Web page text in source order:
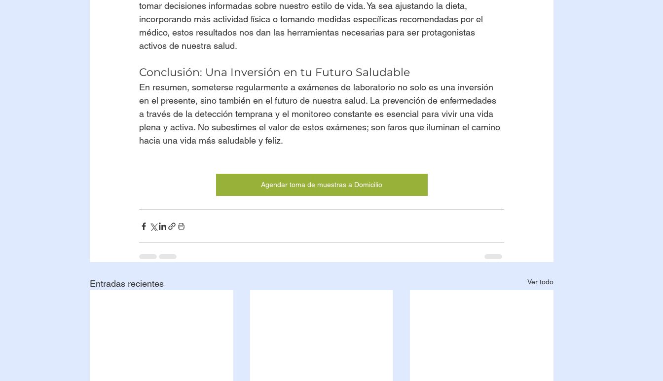
tomar decisiones informadas sobre nuestro estilo de vida. Ya sea ajustando la dieta,
incorporando más actividad física o tomando medidas específicas recomendadas por el
médico, estos resultados nos dan las herramientas necesarias para ser protagonistas
activos de nuestra salud.
Conclusión: Una Inversión en tu Futuro Saludable
En resumen, someterse regularmente a exámenes de laboratorio no solo es una inversión
en el presente, sino también en el futuro de nuestra salud. La prevención de enfermedades
a través de la detección temprana y el monitoreo constante es esencial para vivir una vida
plena y activa. No subestimes el valor de estos exámenes; son faros que iluminan el camino
hacia una vida más saludable y feliz.
Agendar toma de muestras a Domicilio
Entradas recientes Ver todo